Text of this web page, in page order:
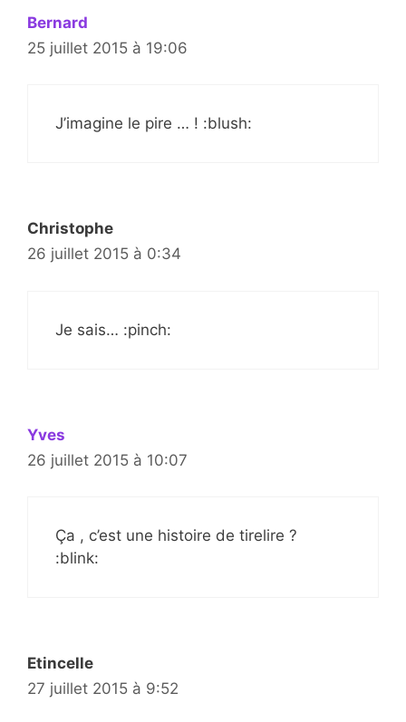
Bernard
25 juillet 2015 à 19:06
J’imagine le pire … ! :blush:
Christophe
26 juillet 2015 à 0:34
Je sais… :pinch:
Yves
26 juillet 2015 à 10:07
Ça , c’est une histoire de tirelire ?
:blink:
Etincelle
27 juillet 2015 à 9:52